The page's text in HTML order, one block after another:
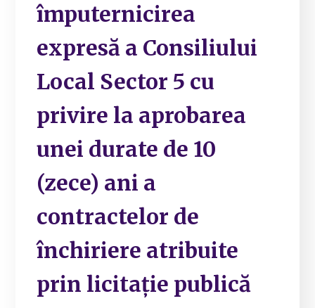
împuternicirea
expresă a Consiliului
Local Sector 5 cu
privire la aprobarea
unei durate de 10
(zece) ani a
contractelor de
închiriere atribuite
prin licitație publică